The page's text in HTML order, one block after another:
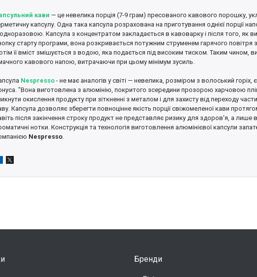
кави — це невелика порція (7-9 грам) пресованого кавового порошку,
капсулу. Одна така капсула розрахована на приготування однієї порції
Капсула з концентратом закладається в кавоварку і після того, як
старту програми, вона розкривається потужним струменем гарячого повітря
її вміст змішується з водою, яка подається під високим тиском. Таким чином,
кавового напою, витрачаючи при цьому мінімум зусиль.
Nespresso - не має аналогів у світі — невелика, розміром з волоський горіх,
"Вона виготовлена з алюмінію, покритого зсередини прозорою харчовою
окислення продукту при зіткненні з металом і для захисту від переходу
Капсула дозволяє зберегти повноцінне якість порції свіжомеленої кави
після закінчення строку продукт не представляє ризику для здоров'я, а лише
нотки. Конструкція та технологія виготовлення алюмінієвої капсули
Nespresso.
Бренди